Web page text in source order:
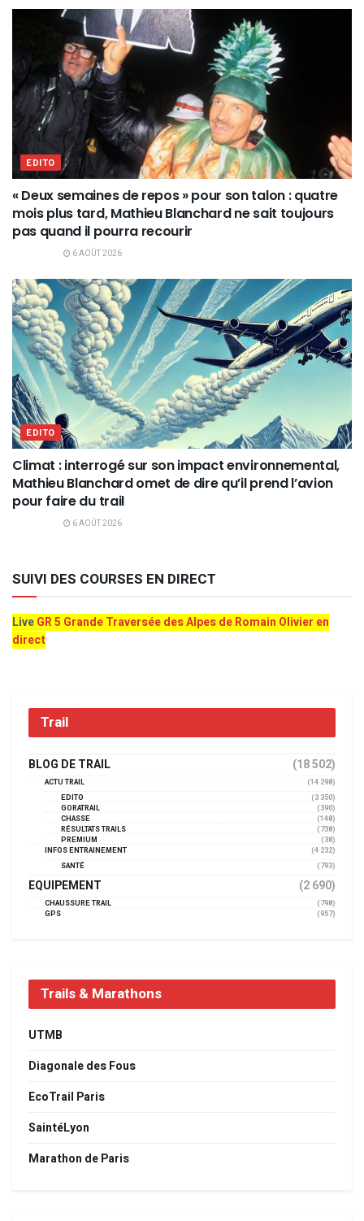
EDITO
« Deux semaines de repos » pour son talon : quatre
mois plus tard, Mathieu Blanchard ne sait toujours
pas quand il pourra recourir
6 AOÛT 2026
EDITO
Climat : interrogé sur son impact environnemental,
Mathieu Blanchard omet de dire qu’il prend l’avion
pour faire du trail
6 AOÛT 2026
SUIVI DES COURSES EN DIRECT
LiveGR 5 Grande Traversée des Alpes de Romain Olivier en
direct
Trail
BLOG DE TRAIL (18 502)
ACTU TRAIL
(14 298)
EDITO
(3 350)
GORATRAIL
(390)
CHASSE
(148)
RÉSULTATS TRAILS
(738)
PREMIUM
(38)
INFOS ENTRAINEMENT
(4 232)
SANTÉ
(793)
EQUIPEMENT (2 690)
CHAUSSURE TRAIL
(798)
GPS
(957)
Trails & Marathons
UTMB
Diagonale des Fous
EcoTrail Paris
SaintéLyon
Marathon de Paris